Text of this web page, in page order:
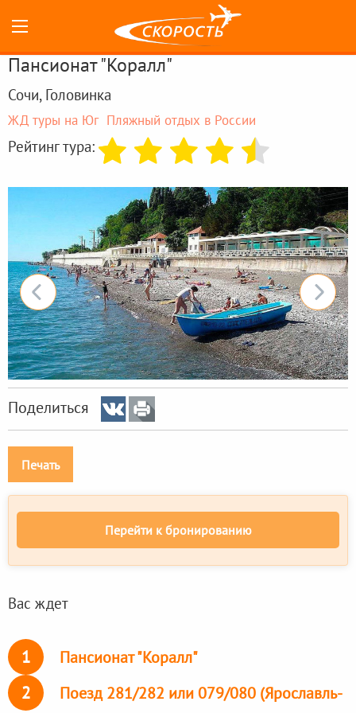
Пансионат "Коралл"
Сочи, Головинка
ЖД туры на Юг Пляжный отдых в России
Рейтинг тура:
Поделиться
Печать
Перейти к бронированию
Вас ждет
1 Пансионат "Коралл"
2
Поезд 281/282 или 079/080 (Ярославль-